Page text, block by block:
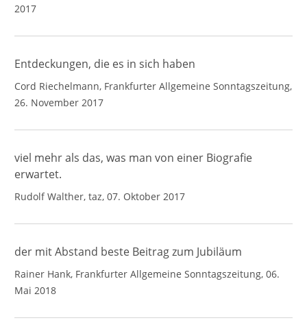
2017
Entdeckungen, die es in sich haben
Cord Riechelmann, Frankfurter Allgemeine Sonntagszeitung,
26. November 2017
viel mehr als das, was man von einer Biografie
erwartet.
Rudolf Walther, taz, 07. Oktober 2017
der mit Abstand beste Beitrag zum Jubiläum
Rainer Hank, Frankfurter Allgemeine Sonntagszeitung, 06.
Mai 2018